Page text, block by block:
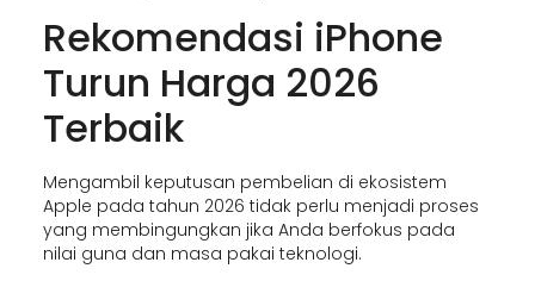
Rekomendasi iPhone
Turun Harga 2026
Terbaik
Mengambil keputusan pembelian di ekosistem
Apple pada tahun 2026 tidak perlu menjadi proses
yang membingungkan jika Anda berfokus pada
nilai guna dan masa pakai teknologi.